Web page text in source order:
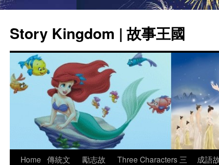
Story Kingdom | 故事王國
Skip
Home 傳統文
勵志故
Three Characters 三
成語